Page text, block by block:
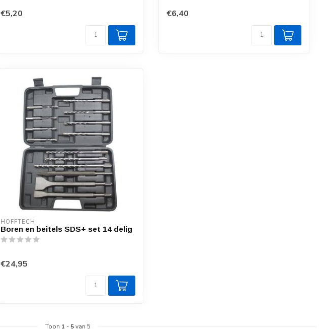
€5,20 €6,40
HOFFTECH
Boren en beitels SDS+ set 14 delig
€24,95
Toon 1 - 5van 5